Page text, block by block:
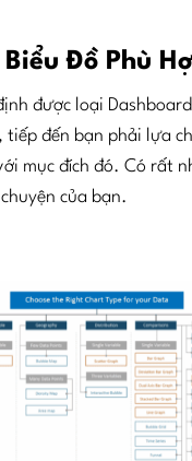
Đồ Phù
được loại
tiếp đến bạn phải lựa
mục đích đó. Có rất
của bạn.